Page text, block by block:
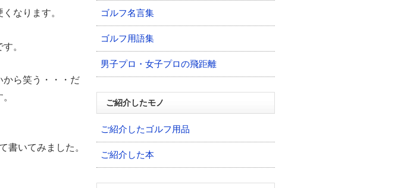
なります。
。
から笑う・・・だ
書いてみました。
ゴルフ名言集
ゴルフ用語集
男子プロ・女子プロの飛距離
ご紹介したモノ
ご紹介したゴルフ用品
ご紹介した本